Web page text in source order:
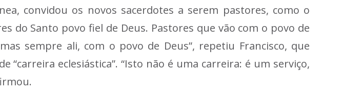
convidou os novos sacerdotes a serem pastores, como o
do Santo povo fiel de Deus. Pastores que vão com o povo de
sempre ali, com o povo de Deus”, repetiu Francisco, que
eclesiástica”. “Isto não é uma carreira: é um serviço,